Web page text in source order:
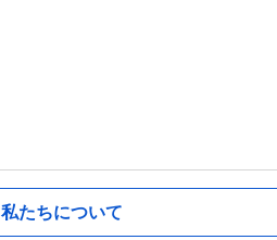
私たちについて